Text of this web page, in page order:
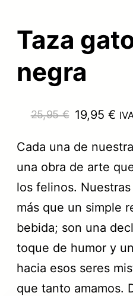
Taza
negra
25,95€ E
p
r
e
c
i
o
o
19,95 € E
p
r
e
c
i
o
a
Cada una de
una obra de arte
los felinos.
más que un simple
bebida; son una
toque de humor y
hacia esos seres
que tanto amamos.